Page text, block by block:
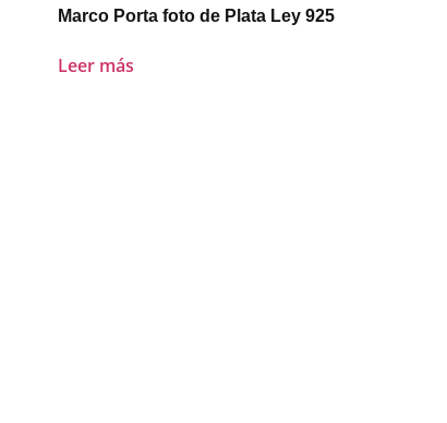
Marco Porta foto de Plata Ley 925
Leer más